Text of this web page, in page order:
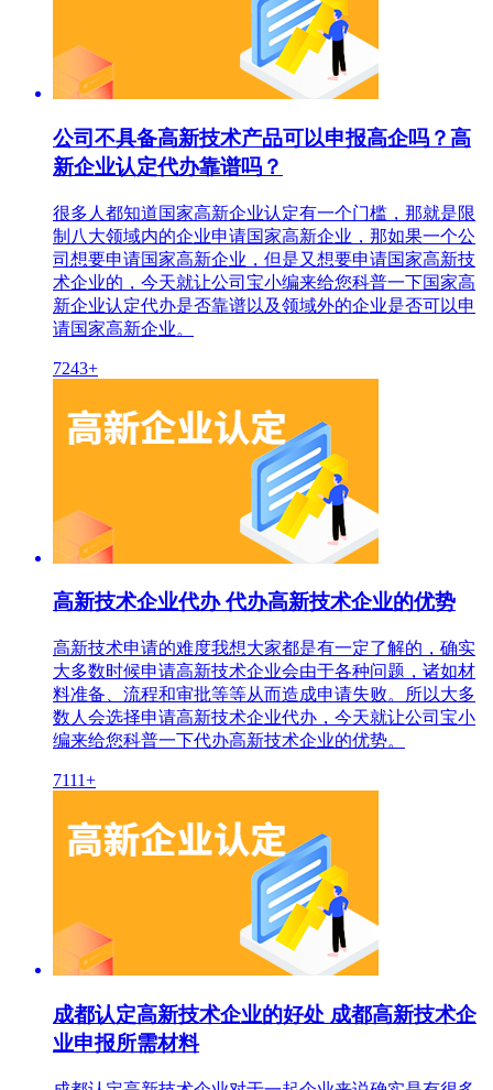
公司不具备高新技术产品可以申报高企吗？高
新企业认定代办靠谱吗？
很多人都知道国家高新企业认定有一个门槛，那就是限
制八大领域内的企业申请国家高新企业，那如果一个公
司想要申请国家高新企业，但是又想要申请国家高新技
术企业的，今天就让公司宝小编来给您科普一下国家高
新企业认定代办是否靠谱以及领域外的企业是否可以申
请国家高新企业。
7243+
高新技术企业代办 代办高新技术企业的优势
高新技术申请的难度我想大家都是有一定了解的，确实
大多数时候申请高新技术企业会由于各种问题，诸如材
料准备、流程和审批等等从而造成申请失败。所以大多
数人会选择申请高新技术企业代办，今天就让公司宝小
编来给您科普一下代办高新技术企业的优势。
7111+
成都认定高新技术企业的好处 成都高新技术企
业申报所需材料